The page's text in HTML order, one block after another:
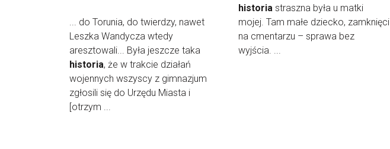
... do Torunia, do twierdzy, nawet
Leszka Wandycza wtedy
aresztowali... Była jeszcze taka
historia, że w trakcie działań
wojennych wszyscy z gimnazjum
zgłosili się do Urzędu Miasta i
[otrzym ...
historia straszna była u matki
mojej. Tam małe dziecko, zamknięci
na cmentarzu – sprawa bez
wyjścia. ...